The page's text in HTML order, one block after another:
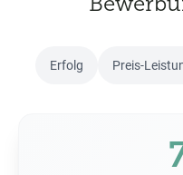
Erfolg Preis-